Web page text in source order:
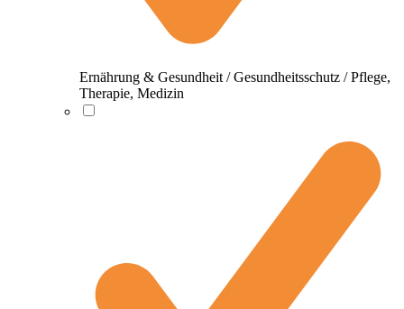
Ernährung & Gesundheit / Gesundheitsschutz / Pflege,
Therapie, Medizin